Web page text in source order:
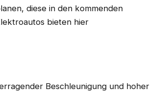
diese in den kommenden
bieten hier
Beschleunigung und hoher